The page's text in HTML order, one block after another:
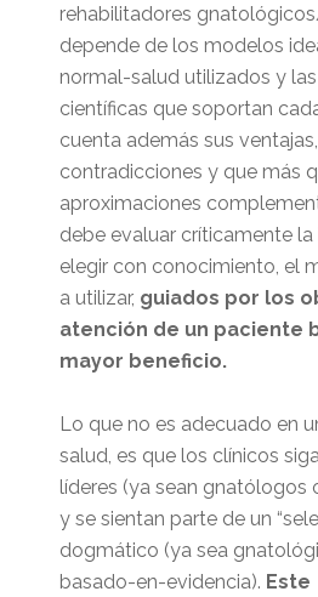
rehabilitadores
depende de los modelos
normal-salud utilizados y
científicas que soportan
cuenta además sus
contradicciones y que más
aproximaciones
debe evaluar críticamente
elegir con conocimiento, el
a utilizar, guiados por los
atención de un paciente
mayor beneficio.
Lo que no es adecuado en
salud, es que los clínicos
líderes (ya sean gnatólogos
y se sientan parte de un
dogmático (ya sea
basado-en-evidencia). Este